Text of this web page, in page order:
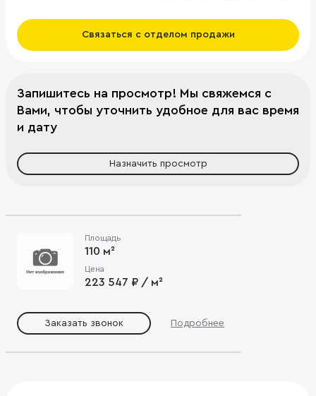
Связаться с отделом продажи
Запишитесь на просмотр! Мы свяжемся с
Вами, чтобы уточнить удобное для вас время
и дату
Назначить просмотр
Площадь
110 м²
Цена
223 547 ₽ / м²
Заказать звонок Подробнее